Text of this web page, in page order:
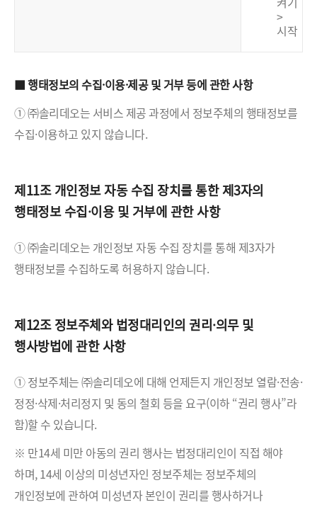
>
시작
■ 행태정보의 수집·이용·제공 및 거부 등에 관한 사항
① ㈜솔리데오는 서비스 제공 과정에서 정보주체의 행태정보를
수집·이용하고 있지 않습니다.
제11조 개인정보 자동 수집 장치를 통한 제3자의
행태정보 수집·이용 및 거부에 관한 사항
① ㈜솔리데오는 개인정보 자동 수집 장치를 통해 제3자가
행태정보를 수집하도록 허용하지 않습니다.
제12조 정보주체와 법정대리인의 권리·의무 및
행사방법에 관한 사항
① 정보주체는 ㈜솔리데오에 대해 언제든지 개인정보 열람·전송·
정정·삭제·처리정지 및 동의 철회 등을 요구(이하 “권리 행사”라
함)할 수 있습니다.
※ 만14세 미만 아동의 권리 행사는 법정대리인이 직접 해야
하며, 14세 이상의 미성년자인 정보주체는 정보주체의
개인정보에 관하여 미성년자 본인이 권리를 행사하거나